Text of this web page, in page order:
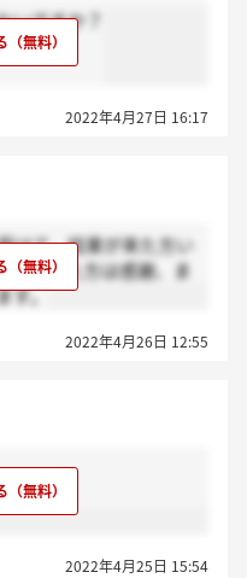
いですか？
2022年4月27日 16:17
けて、結果が来た方い
連絡きた方は感謝、ま
す。
2022年4月26日 12:55
2022年4月25日 15:54